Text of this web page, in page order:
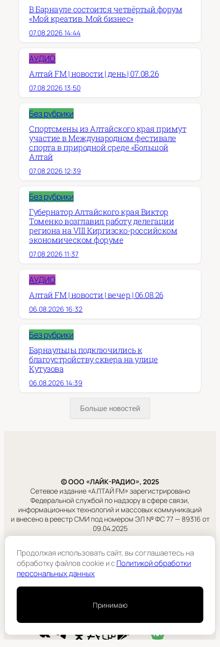
В Барнауле состоится четвёртый форум
«Мой креатив. Мой бизнес»
07.08.2026 14:44
АУДИО
Алтай FM | новости | день | 07.08.26
07.08.2026 13:50
Без рубрики
Спортсмены из Алтайского края примут
участие в Международном фестивале
спорта в природной среде «Большой
Алтай
07.08.2026 12:39
Без рубрики
Губернатор Алтайского края Виктор
Томенко возглавил работу делегации
региона на VIII Киргизско-российском
экономическом форуме
07.08.2026 11:37
АУДИО
Алтай FM | новости | вечер | 06.08.26
06.08.2026 16:32
Без рубрики
Барнаульцы подключились к
благоустройству сквера на улице
Кутузова
06.08.2026 14:39
Больше новостей
© ООО «ЛАЙК-РАДИО», 2025
Сетевое издание «АЛТАЙ FM» зарегистрировано
Федеральной службой по надзору в сфере связи,
информационных технологий и массовых коммуникаций
и внесено в реестр СМИ под номером ЭЛ № ФС 77 — 89316 от
09.04.2025
Правовая информация
Учредитель:
ООО «ЛАЙК-РАДИО».
Продолжая использовать сайт, вы соглашаетесь на
обработку файлов cookie и cПолитикой обработки
персональных данных
Принимаю